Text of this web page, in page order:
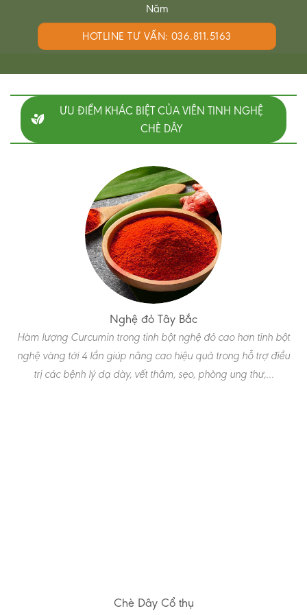
Năm
HOTLINE TƯ VẤN: 036.811.5163
ƯU ĐIỂM KHÁC BIỆT CỦA VIÊN TINH NGHỆ
CHÈ DÂY
Nghệ đỏ Tây Bắc
Hàm lượng Curcumin trong tinh bột nghệ đỏ cao hơn tinh bột
nghệ vàng tới 4 lần giúp nâng cao hiệu quả trong hỗ trợ điều
trị các bệnh lý dạ dày, vết thâm, sẹo, phòng ung thư,…
Chè Dây Cổ thụ